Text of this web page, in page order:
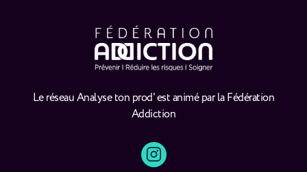
Le réseau Analyse ton prod' est animé par la Fédération
Addiction